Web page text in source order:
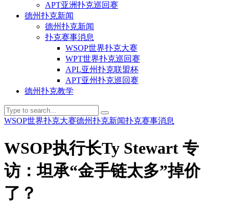
APT亚洲扑克巡回赛
德州扑克新闻
德州扑克新闻
扑克赛事消息
WSOP世界扑克大赛
WPT世界扑克巡回赛
APL亚州扑克联盟杯
APT亚州扑克巡回赛
德州扑克教学
WSOP世界扑克大赛德州扑克新闻扑克赛事消息
WSOP执行长Ty Stewart 专
访：坦承“金手链太多”掉价
了？